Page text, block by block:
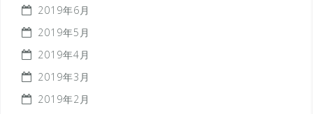
2019年6月
2019年5月
2019年4月
2019年3月
2019年2月